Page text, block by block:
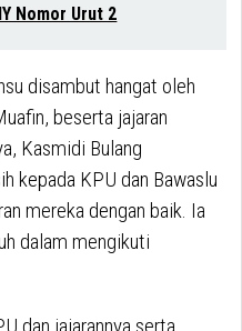
Nomor Urut 2
disambut hangat oleh
beserta jajaran
Kasmidi Bulang
kepada KPU dan Bawaslu
mereka dengan baik. Ia
dalam mengikuti